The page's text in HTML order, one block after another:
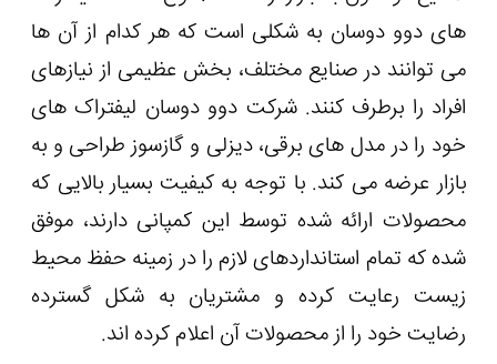
های دوو دوسان به شکلی است که هر کدام از آن ها
می‌ توانند در صنایع مختلف، بخش عظیمی از نیازهای
افراد را برطرف کنند. شرکت دوو دوسان لیفتراک های
خود را در مدل های برقی، دیزلی و گازسوز طراحی و به
بازار عرضه می کند. با توجه به کیفیت بسیار بالایی که
محصولات ارائه شده توسط این کمپانی دارند، موفق
شده که تمام استانداردهای لازم را در زمینه حفظ محیط
زیست رعایت کرده و مشتریان به شکل گسترده
رضایت خود را از محصولات آن اعلام کرده ‌اند.